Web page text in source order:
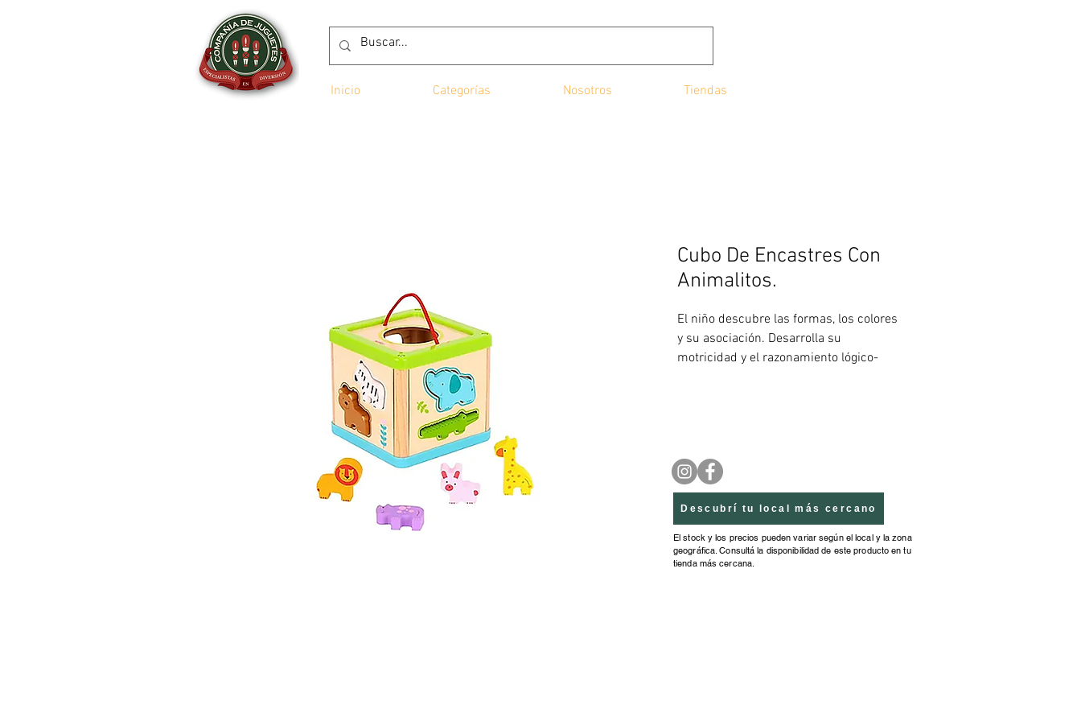
Inicio Categorías Nosotros Tiendas
Cubo De Encastres Con
Animalitos.
El niño descubre las formas, los colores
y su asociación. Desarrolla su
motricidad y el razonamiento lógico-
Descubrí tu local más cercano
El stock y los precios pueden variar según el local y la zona
geográfica. Consultá la disponibilidad de este producto en tu
tienda más cercana.